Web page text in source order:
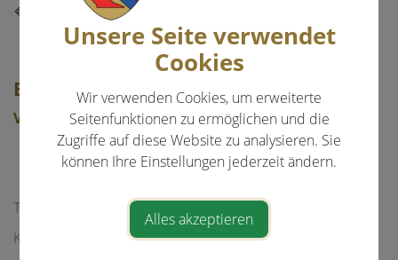
EVENTS & FREIZEIT
Veranstaltungen
Aktuelle Veranstaltungen
Tourismus
Kultur & Freizeit
⇐ zurück
Unsere Seite verwendet
Cookies
Wir verwenden Cookies, um erweiterte
Seitenfunktionen zu ermöglichen und die
Zugriffe auf diese Website zu analysieren. Sie
können Ihre Einstellungen jederzeit ändern.
Alles akzeptieren